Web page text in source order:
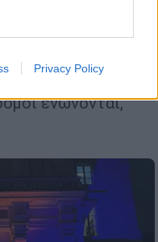
Privacy Policy
έναρξη
ενώνονται,